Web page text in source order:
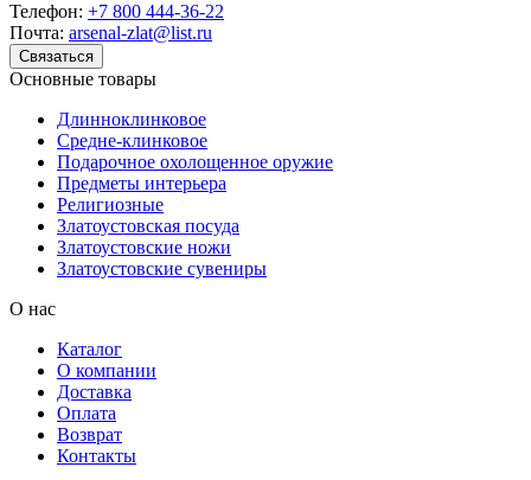
Телефон: +7 800 444-36-22
Почта: arsenal-zlat@list.ru
Связаться
Основные товары
Длинноклинковое
Средне-клинковое
Подарочное охолощенное оружие
Предметы интерьера
Религиозные
Златоустовская посуда
Златоустовские ножи
Златоустовские сувениры
О нас
Каталог
О компании
Доставка
Оплата
Возврат
Контакты